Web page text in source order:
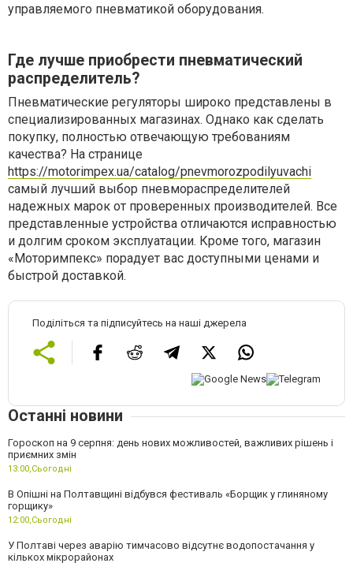
управляемого пневматикой оборудования.
Где лучше приобрести пневматический
распределитель?
Пневматические регуляторы широко представлены в
специализированных магазинах. Однако как сделать
покупку, полностью отвечающую требованиям
качества? На странице
https://motorimpex.ua/catalog/pnevmorozpodilyuvachi
самый лучший выбор пневмораспределителей
надежных марок от проверенных производителей. Все
представленные устройства отличаются исправностью
и долгим сроком эксплуатации. Кроме того, магазин
«Моторимпекс» порадует вас доступными ценами и
быстрой доставкой.
Поділіться та підписуйтесь на наші джерела
Останні новини
Гороскоп на 9 серпня: день нових можливостей, важливих рішень і
приємних змін
13:00, Сьогодні
В Опішні на Полтавщині відбувся фестиваль «Борщик у глиняному
горщику»
12:00, Сьогодні
У Полтаві через аварію тимчасово відсутнє водопостачання у
кількох мікрорайонах